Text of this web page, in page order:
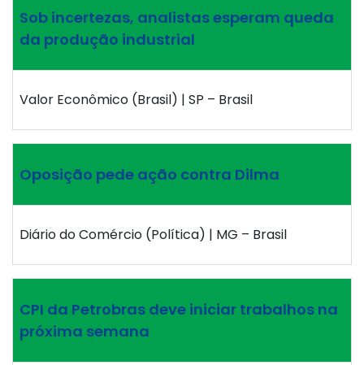
Sob incertezas, analistas esperam queda
da produção industrial
Valor Econômico (Brasil) | SP – Brasil
Oposição pede ação contra Dilma
Diário do Comércio (Política) | MG – Brasil
CPI da Petrobras deve iniciar trabalhos na
próxima semana